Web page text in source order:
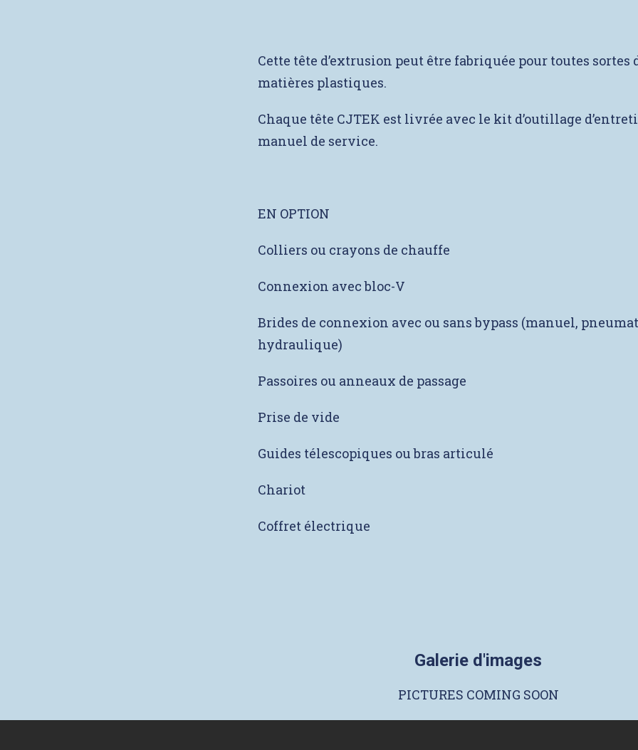
Cette tête d’extrusion peut être fabriquée pour toutes sortes
matières plastiques.
Chaque tête CJTEK est livrée avec le kit d’outillage
manuel de service.
EN OPTION
Colliers ou crayons de chauffe
Connexion avec bloc-V
Brides de connexion avec ou sans bypass (manuel,
hydraulique)
Passoires ou anneaux de passage
Prise de vide
Guides télescopiques ou bras articulé
Chariot
Coffret électrique
Galerie d'images
PICTURES COMING SOON